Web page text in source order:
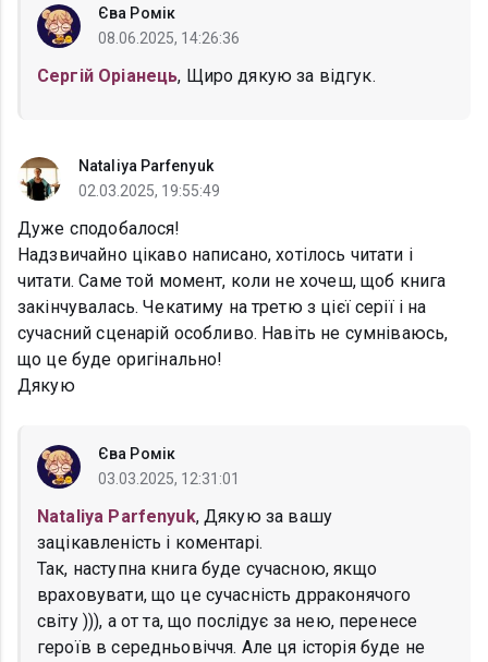
Єва Ромік
08.06.2025, 14:26:36
Сергій Оріанець, Щиро дякую за відгук.
Nataliya Parfenyuk
02.03.2025, 19:55:49
Дуже сподобалося!
Надзвичайно цікаво написано, хотілось читати і
читати. Саме той момент, коли не хочеш, щоб книга
закінчувалась. Чекатиму на третю з цієї серії і на
сучасний сценарій особливо. Навіть не сумніваюсь,
що це буде оригінально!
Дякую
Єва Ромік
03.03.2025, 12:31:01
Nataliya Parfenyuk, Дякую за вашу
зацікавленість і коментарі.
Так, наступна книга буде сучасною, якщо
враховувати, що це сучасність дрраконячого
світу ))), а от та, що послідує за нею, перенесе
героїв в середньовіччя. Але ця історія буде не